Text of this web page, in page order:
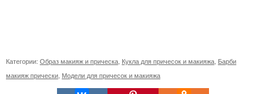
Категории: Образ макияж и прическа Кукла для причесок и макияжа Барби
макияж прически Модели для причесок и макияжа